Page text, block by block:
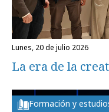
lunes, 20 de julio 2026
La era de la
Formación y